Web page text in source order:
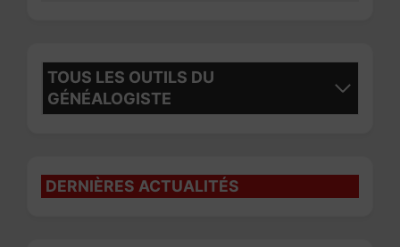
TOUS LES OUTILS DU
GÉNÉALOGISTE
DERNIÈRES ACTUALITÉS